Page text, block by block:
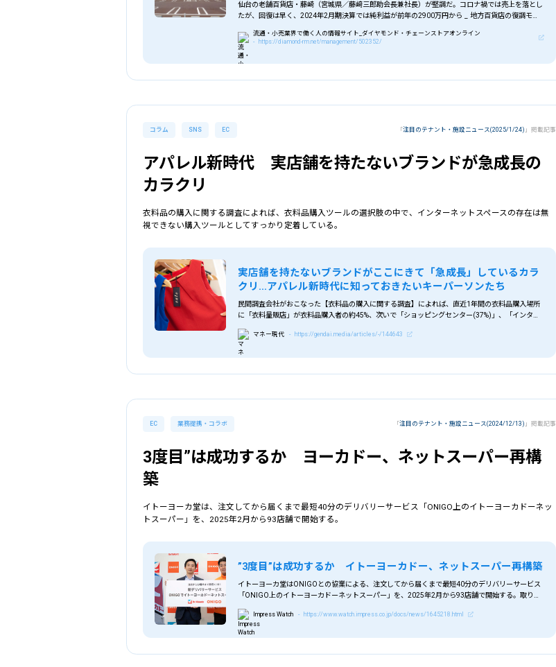
仙台の老舗百貨店・藤崎（宮城県／藤﨑三郎助会長兼社長）が堅調だ。コロナ禍では売上を落とし
たが、回復は早く、2024年2月期決算では純利益が前年の2900万円から _ 地方百貨店の復調モデ
ダイヤモンド・チェーンストアオンライン
流通・小売業界で働く人の情報サイト_ダイヤモンド・チェーンストアオンライン
- https://diamond-rm.net/management/502352/
コラム SNS EC 「注目のテナント・施設ニュース(2025/1/24) 」掲載記事
アパレル新時代 実店舗を持たないブランドが急成長の
カラクリ
衣料品の購入に関する調査によれば、衣料品購入ツールの選択肢の中で、インターネットスペースの存在は無
視できない購入ツールとしてすっかり定着している。
実店舗を持たないブランドがここにきて「急成長」しているカラ
クリ…アパレル新時代に知っておきたいキーパーソンたち
民間調査会社がおこなった【衣料品の購入に関する調査】によれば、直近1年間の衣料品購入場所
に「衣料量販店」が衣料品購入者の約45%、次いで「ショッピングセンター(37%)」、「インター
ネットスペースの存在は無視することは出来ない購入ツールとして、すっかり定着している。
マネー現代 - https://gendai.media/articles/-/144643
EC 業務提携・コラボ 「注目のテナント・施設ニュース(2024/12/13) 」掲載記事
3度目”は成功するか ヨーカドー、ネットスーパー再構
築
イトーヨーカ堂は、注文してから届くまで最短40分のデリバリーサービス「ONIGO上のイトーヨーカドーネッ
トスーパー」を、2025年2月から93店舗で開始する。
”3度目”は成功するか イトーヨーカドー、ネットスーパー再構築
イトーヨーカ堂はONIGOとの協業による、注文してから届くまで最短40分のデリバリーサービス
「ONIGO上のイトーヨーカドーネットスーパー」を、2025年2月から93店舗で開始する。取り扱
Impress Watch - https://www.watch.impress.co.jp/docs/news/1645218.html
EC